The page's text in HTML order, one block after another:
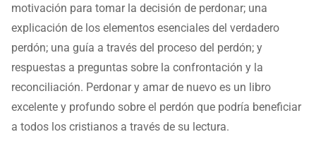
motivación para tomar la decisión de perdonar; una
explicación de los elementos esenciales del verdadero
perdón; una guía a través del proceso del perdón; y
respuestas a preguntas sobre la confrontación y la
reconciliación. Perdonar y amar de nuevo es un libro
excelente y profundo sobre el perdón que podría beneficiar
a todos los cristianos a través de su lectura.